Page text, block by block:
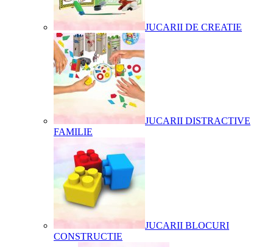
JUCARII DE CREATIE
JUCARII DISTRACTIVE
FAMILIE
JUCARII BLOCURI
CONSTRUCTIE